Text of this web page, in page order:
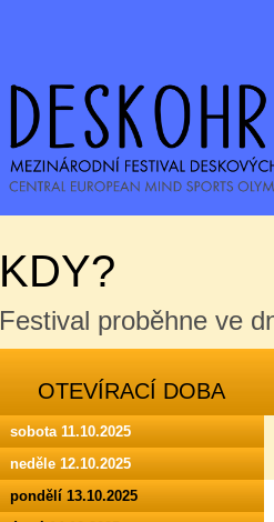
KDY?
Festival proběhne ve
OTEVÍRACÍ DOBA
sobota 11.10.2025
neděle 12.10.2025
pondělí 13.10.2025